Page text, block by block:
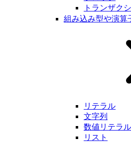
トランザク
組み込み型や演算
リテラル
文字列
数値リテラル
リスト